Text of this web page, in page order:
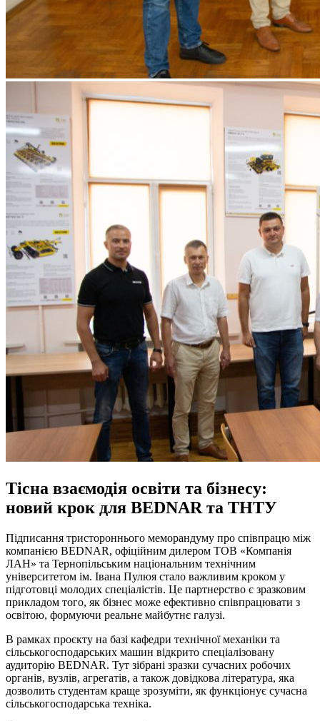
Тісна взаємодія освіти та бізнесу:
новий крок для BEDNAR та ТНТУ
Підписання тристороннього меморандуму про співпрацю між
компанією BEDNAR, офіційним дилером ТОВ «Компанія
ЛАН» та Тернопільським національним технічним
університетом ім. Івана Пулюя стало важливим кроком у
підготовці молодих спеціалістів. Це партнерство є зразковим
прикладом того, як бізнес може ефективно співпрацювати з
освітою, формуючи реальне майбутнє галузі.
В рамках проєкту на базі кафедри технічної механіки та
сільськогосподарських машин відкрито спеціалізовану
аудиторію BEDNAR. Тут зібрані зразки сучасних робочих
органів, вузлів, агрегатів, а також довідкова література, яка
дозволить студентам краще зрозуміти, як функціонує сучасна
сільськогосподарська техніка.